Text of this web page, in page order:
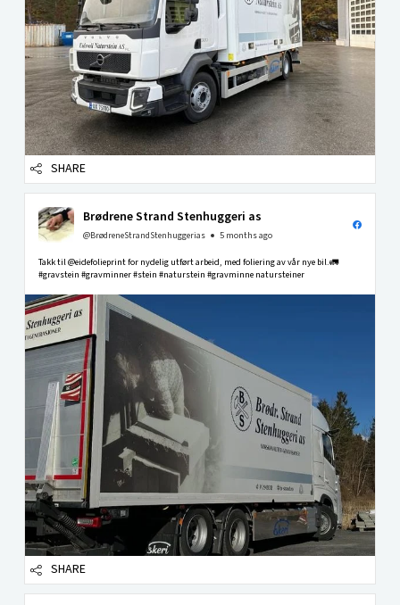
SHARE
Brødrene Strand Stenhuggeri as
@BrødreneStrandStenhuggerias 5 months ago
Takk til @eidefolieprint for nydelig utført arbeid, med foliering av vår nye bil.🚛
#gravstein #gravminner #stein #naturstein #gravminne natursteiner
SHARE